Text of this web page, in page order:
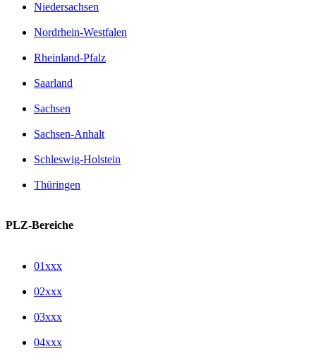
Niedersachsen
Nordrhein-Westfalen
Rheinland-Pfalz
Saarland
Sachsen
Sachsen-Anhalt
Schleswig-Holstein
Thüringen
PLZ-Bereiche
01xxx
02xxx
03xxx
04xxx